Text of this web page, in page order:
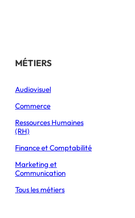
THÉMATIQUES
Orientation
Vie étudiante
Formations
Partir à l’étranger
MÉTIERS
Audiovisuel
Commerce
Ressources Humaines
(RH)
Finance et Comptabilité
Marketing et
Communication
Tous les métiers